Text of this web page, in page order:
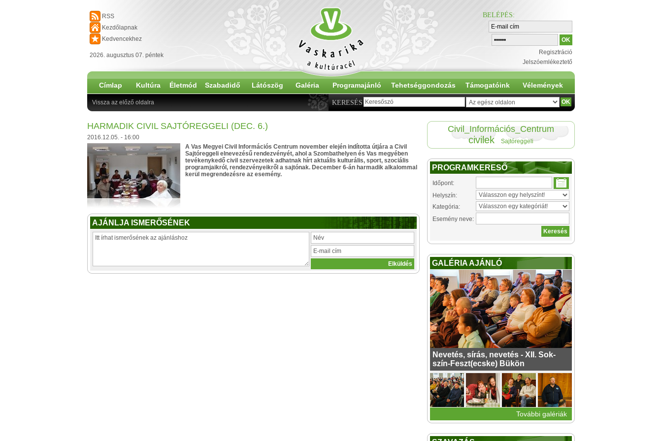
RSS
Kezdőlapnak
Kedvencekhez
2026. augusztus 07. péntek
BELÉPÉS:
Regisztráció
Jelszóemlékeztető
Címlap Kultúra Életmód Szabadidő Látószög Galéria Programajánló Tehetséggondozás Támogatóink Vélemények
KERESÉS
Vissza az előző oldalra
HARMADIK CIVIL SAJTÓREGGELI (DEC. 6.)
2016.12.05. - 16:00
A Vas Megyei Civil Információs Centrum november elején indította útjára a Civil
Sajtóreggeli elnevezésű rendezvényét, ahol a Szombathelyen és Vas megyében
tevékenykedő civil szervezetek adhatnak hírt aktuális kulturális, sport, szociális
programjaikról, rendezvényeikről a sajtónak. December 6-án harmadik alkalommal
kerül megrendezésre az esemény.
AJÁNLJA ISMERŐSÉNEK
Civil_Információs_Centrum
civilek Sajtóreggeli
PROGRAMKERESŐ
Időpont:
Helyszín:
Kategória:
Esemény neve:
GALÉRIA AJÁNLÓ
Nevetés, sírás, nevetés - XII. Sok-
szín-Feszt(ecske) Bükön
További galériák